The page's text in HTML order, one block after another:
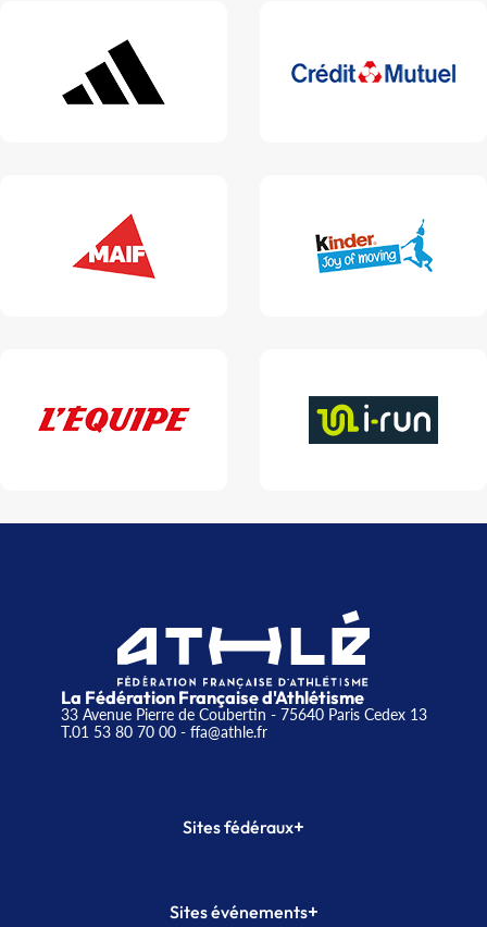
La Fédération Française d'Athlétisme
33 Avenue Pierre de Coubertin - 75640 Paris Cedex 13
T.01 53 80 70 00- ffa@athle.fr
Sites fédéraux+
Plateforme Formation
Sites événements+